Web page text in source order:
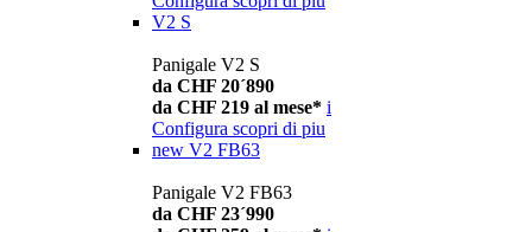
V2 S
Panigale V2 S
da CHF 20´890
da CHF 219 al mese* i
Configura scopri di piu
new V2 FB63
Panigale V2 FB63
da CHF 23´990